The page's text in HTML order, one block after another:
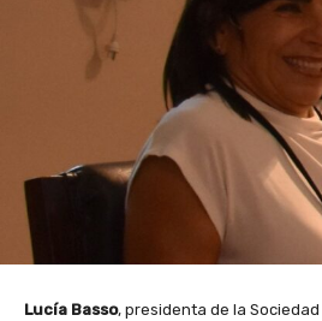
Lucía Basso, presidenta de la